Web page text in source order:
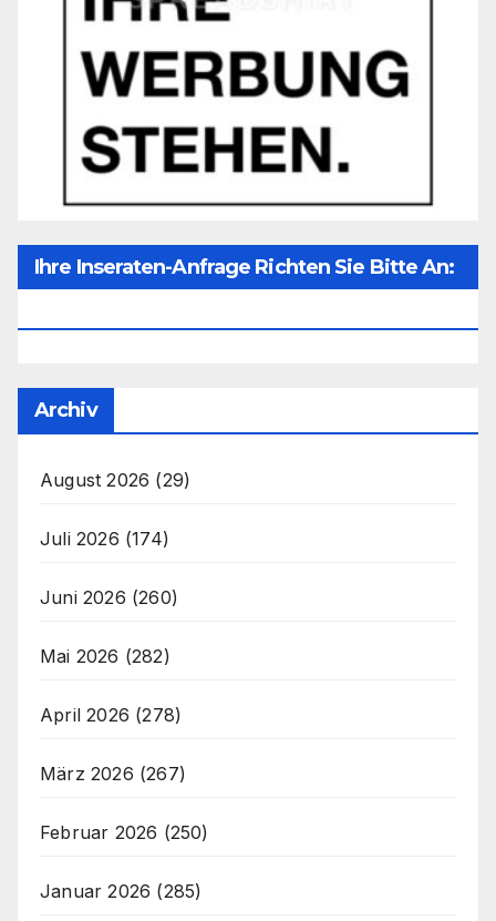
Ihre Inseraten-Anfrage Richten Sie Bitte An:
Archiv
August 2026 (29)
Juli 2026 (174)
Juni 2026 (260)
Mai 2026 (282)
April 2026 (278)
März 2026 (267)
Februar 2026 (250)
Januar 2026 (285)